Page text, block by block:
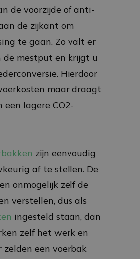
de voorzijde of anti-
de zijkant om
te gaan. Zo valt er
de mestput en krijgt u
Hierdoor
maar draagt
een lagere CO2-
zijn eenvoudig
af te stellen. De
onmogelijk zelf de
verstellen, dus als
ingesteld staan, dan
zelf het werk en
zelden een voerbak